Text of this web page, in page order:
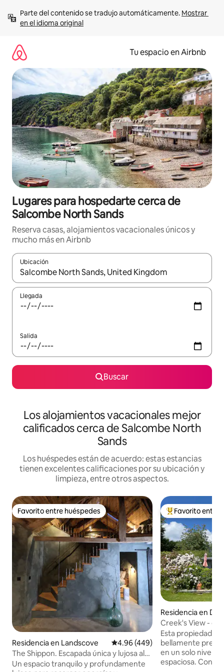
contenido
Parte del contenido se tradujo automáticamente. Mostrar
en el idioma original
Tu espacio en Airbnb
Lugares para hospedarte cerca de
Salcombe North Sands
Reserva casas, alojamientos vacacionales únicos y
mucho más en Airbnb
Ubicación
Cuando los resultados estén disponibles, podrás navegar
Llegada
Salida
Buscar
Los alojamientos vacacionales mejor
calificados cerca de Salcombe North
Sands
Los huéspedes están de acuerdo: estas estancias
tienen excelentes calificaciones por su ubicación y
limpieza, entre otros aspectos.
Favorito entre huéspedes
Favorito entre huéspedes
Residencia en Landscove Calificación promedio: 4.96 de
4.96 (449)
The Shippon. Escapada única y lujosa al
sur de Devon.
Un espacio tranquilo y profundamente
De los mejores
Favorito entre
Residencia en
Creek's View -
Esta propiedad
bellamente
en un solo nivel,
espaciosa. Con